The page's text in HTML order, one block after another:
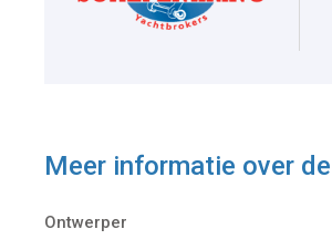
Meer informatie over de
Ontwerper